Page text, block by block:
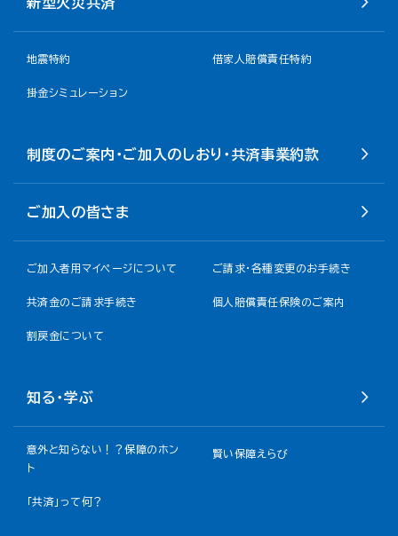
新型火災共済
地震特約 借家人賠償責任特約
掛金シミュレーション
制度のご案内・ご加入のしおり・共済事業約款
ご加入の皆さま
ご加入者用マイページについて ご請求・各種変更のお手続き
共済金のご請求手続き 個人賠償責任保険のご案内
割戻金について​
知る・学ぶ
意外と知らない！？保障のホン
ト
賢い保障えらび
「共済」って何？